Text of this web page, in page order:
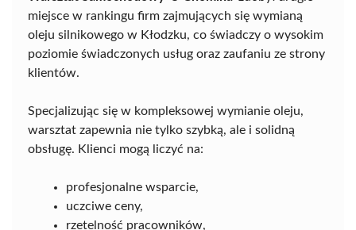
miejsce w rankingu firm zajmujących się wymianą
oleju silnikowego w Kłodzku, co świadczy o wysokim
poziomie świadczonych usług oraz zaufaniu ze strony
klientów.
Specjalizując się w kompleksowej wymianie oleju,
warsztat zapewnia nie tylko szybką, ale i solidną
obsługę. Klienci mogą liczyć na:
profesjonalne wsparcie,
uczciwe ceny,
rzetelność pracowników,